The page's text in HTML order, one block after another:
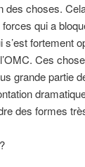
choses.
qui a
fortement
Ces
grande partie
des formes